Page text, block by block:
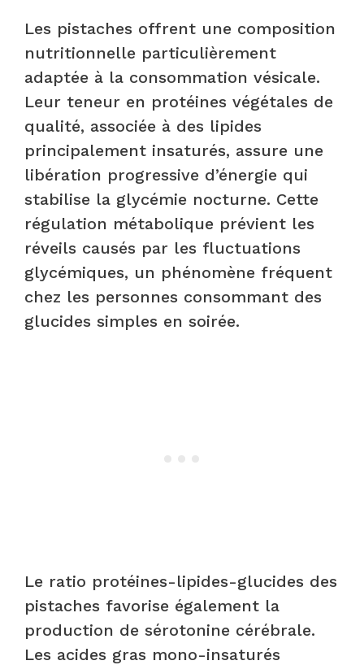
Les pistaches offrent une composition
nutritionnelle particulièrement
adaptée à la consommation vésicale.
Leur teneur en protéines végétales de
qualité, associée à des lipides
principalement insaturés, assure une
libération progressive d’énergie qui
stabilise la glycémie nocturne. Cette
régulation métabolique prévient les
réveils causés par les fluctuations
glycémiques, un phénomène fréquent
chez les personnes consommant des
glucides simples en soirée.
Le ratio protéines-lipides-glucides des
pistaches favorise également la
production de sérotonine cérébrale.
Les acides gras mono-insaturés